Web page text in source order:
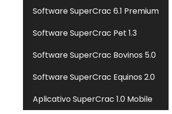
Software SuperCrac 6.1 Premium
Software SuperCrac Pet 1.3
Software SuperCrac Bovinos 5.0
Software SuperCrac Equinos 2.0
Aplicativo SuperCrac 1.0 Mobile
e soluções sob medida? Chegou ao
está a anos no mercado com o objetivo
oferecendo soluções práticas